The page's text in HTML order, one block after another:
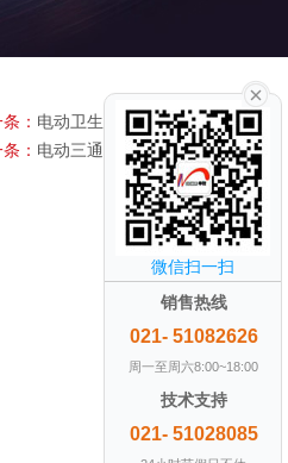
微信扫一扫
销售热线
021- 51082626
周一至周六8:00~18:00
技术支持
021- 51028085
： 电动卫生球阀
条： 电动三通球Y型球阀